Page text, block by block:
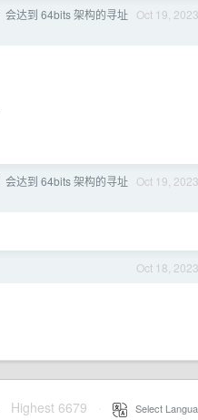
Oct 19, 2023
会达到 64bits 架构的寻址
Oct 19, 2023
会达到 64bits 架构的寻址
Oct 18, 2023
Highest 6679 Select